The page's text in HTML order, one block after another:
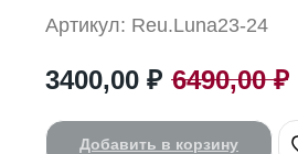
Артикул: Reu.Luna23-24
3400,00 ₽ 6490,00 ₽
Добавить в корзину